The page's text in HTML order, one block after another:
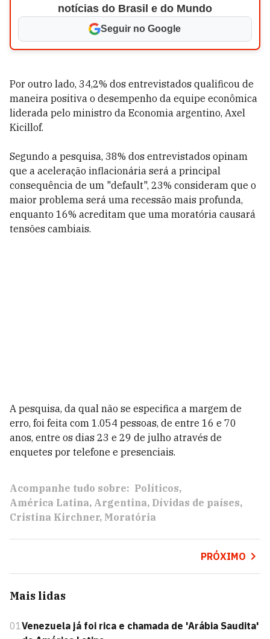
notícias do Brasil e do Mundo
Seguir no Google
Por outro lado, 34,2% dos entrevistados qualificou de
maneira positiva o desempenho da equipe econômica
liderada pelo ministro da Economia argentino, Axel
Kicillof.
Segundo a pesquisa, 38% dos entrevistados opinam
que a aceleração inflacionária será a principal
consequência de um "default", 23% consideram que o
maior problema será uma recessão mais profunda,
enquanto 16% acreditam que uma moratória causará
tensões cambiais.
A pesquisa, da qual não se especifica a margem de
erro, foi feita com 1.054 pessoas, de entre 16 e 70
anos, entre os dias 23 e 29 de julho através de
enquetes por telefone e presenciais.
Acompanhe tudo sobre: Políticos
América Latina Argentina Dívidas de países
Cristina Kirchner Moratória
PRÓXIMO
Mais lidas
01Venezuela já foi rica e chamada de 'Arábia Saudita'